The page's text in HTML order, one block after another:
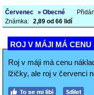
Červenec » Obecné
Známka: 2,89 od 66 lidí
ROJ V MÁJI MÁ
Roj v máji má cenu
lžičky, ale roj v červenci